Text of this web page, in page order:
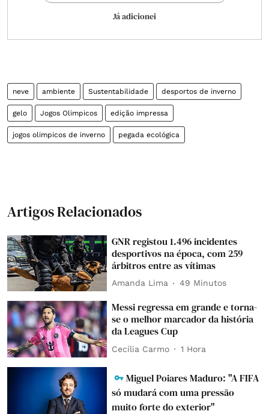
Já adicionei
neve ambiente Sustentabilidade desportos de inverno
gelo Jogos Olimpicos edição impressa
jogos olimpicos de inverno pegada ecológica
Artigos Relacionados
GNR registou 1.496 incidentes
desportivos na época, com 259
árbitros entre as vítimas
Amanda Lima 49 Minutos
Messi regressa em grande e torna-
se o melhor marcador da história
da Leagues Cup
Cecília Carmo 1 Hora
Miguel Poiares Maduro: "A FIFA
só mudará com uma pressão
muito forte do exterior"